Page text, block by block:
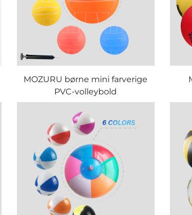
MOZURU børne mini farverige
PVC-volleybold